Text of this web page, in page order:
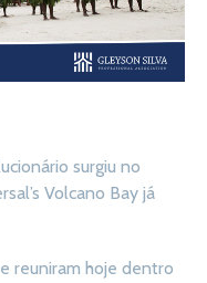
surgiu no
Volcano Bay já
reuniram hoje dentro